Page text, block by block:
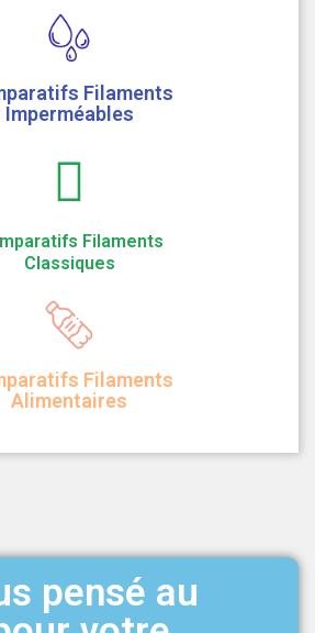
Filaments
Imperméables
Filaments
Classiques
Filaments
Alimentaires
pensé au